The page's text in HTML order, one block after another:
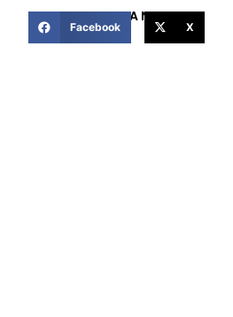
COMPARTIR ESTA NOTICIA
Facebook X